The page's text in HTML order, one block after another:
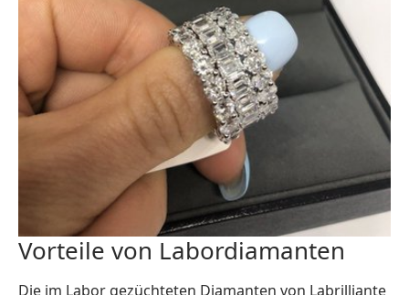
Vorteile von Labordiamanten
Die im Labor gezüchteten Diamanten von Labrilliante